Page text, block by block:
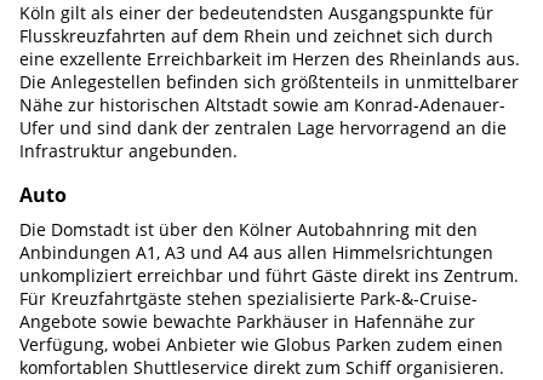
Köln gilt als einer der bedeutendsten Ausgangspunkte für
Flusskreuzfahrten auf dem Rhein und zeichnet sich durch
eine exzellente Erreichbarkeit im Herzen des Rheinlands aus.
Die Anlegestellen befinden sich größtenteils in unmittelbarer
Nähe zur historischen Altstadt sowie am Konrad-Adenauer-
Ufer und sind dank der zentralen Lage hervorragend an die
Infrastruktur angebunden.
Auto
Die Domstadt ist über den Kölner Autobahnring mit den
Anbindungen A1, A3 und A4 aus allen Himmelsrichtungen
unkompliziert erreichbar und führt Gäste direkt ins Zentrum.
Für Kreuzfahrtgäste stehen spezialisierte Park-&-Cruise-
Angebote sowie bewachte Parkhäuser in Hafennähe zur
Verfügung, wobei Anbieter wie Globus Parken zudem einen
komfortablen Shuttleservice direkt zum Schiff organisieren.